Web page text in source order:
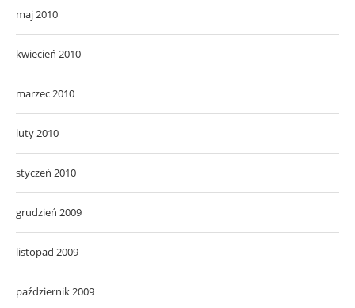
maj 2010
kwiecień 2010
marzec 2010
luty 2010
styczeń 2010
grudzień 2009
listopad 2009
październik 2009